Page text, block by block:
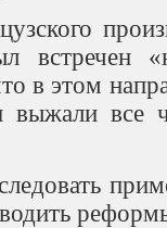
встречен
в этом
выжали все